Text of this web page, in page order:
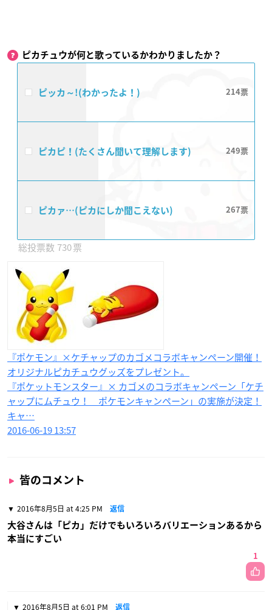
ピカチュウが何と歌っているかわかりましたか？
ピッカ～!(わかったよ！) 214
ピカピ！(たくさん聞いて理解します) 249
ピカァ…(ピカにしか聞こえない) 267
730
『ポケモン』×ケチャップのカゴメコラボキャンペーン開催！
オリジナルピカチュウグッズをプレゼント。
『ポケットモンスター』× カゴメのコラボキャンペーン「ケチ
ャップにムチュウ！ ポケモンキャンペーン」の実施が決定！
キャ…
2016-06-19 13:57
皆のコメント
2016年8月5日 at 4:25 PM 返信
大谷さんは「ピカ」だけでもいろいろバリエーションあるから
本当にすごい
1
2016年8月5日 at 6:01 PM 返信